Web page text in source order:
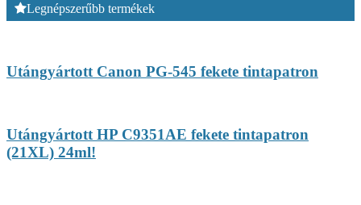
Legnépszerűbb termékek
Utángyártott Canon PG-545 fekete tintapatron
Utángyártott HP C9351AE fekete tintapatron
(21XL) 24ml!